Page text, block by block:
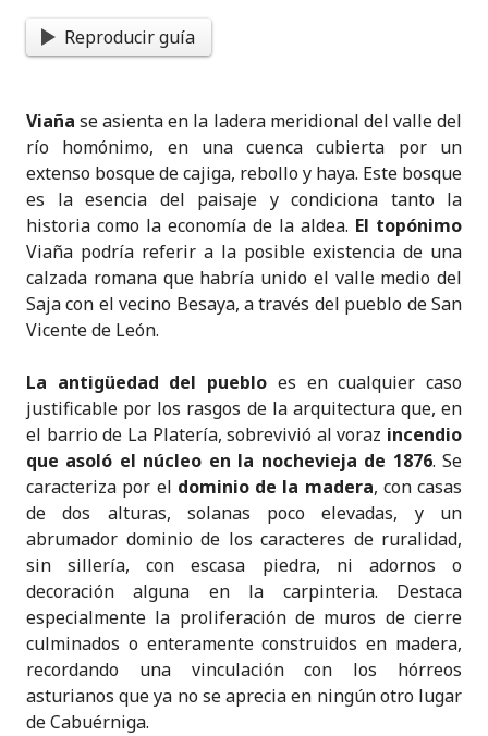
Reproducir guía
Viaña se asienta en la ladera meridional del valle del
río homónimo, en una cuenca cubierta por un
extenso bosque de cajiga, rebollo y haya. Este bosque
es la esencia del paisaje y condiciona tanto la
historia como la economía de la aldea. El topónimo
Viaña podría referir a la posible existencia de una
calzada romana que habría unido el valle medio del
Saja con el vecino Besaya, a través del pueblo de San
Vicente de León.
La antigüedad del pueblo es en cualquier caso
justificable por los rasgos de la arquitectura que, en
el barrio de La Platería, sobrevivió al voraz incendio
que asoló el núcleo en la nochevieja de 1876. Se
caracteriza por el dominio de la madera, con casas
de dos alturas, solanas poco elevadas, y un
abrumador dominio de los caracteres de ruralidad,
sin sillería, con escasa piedra, ni adornos o
decoración alguna en la carpinteria. Destaca
especialmente la proliferación de muros de cierre
culminados o enteramente construidos en madera,
recordando una vinculación con los hórreos
asturianos que ya no se aprecia en ningún otro lugar
de Cabuérniga.